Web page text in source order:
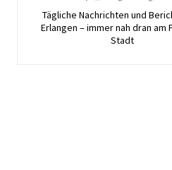
Tägliche Nachrichten und
Erlangen – immer nah dran am
Stadt